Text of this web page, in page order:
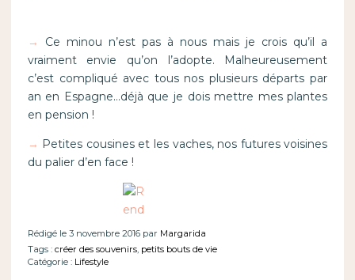
→
Ce minou n’est pas à nous mais je crois qu’il a
vraiment envie qu’on l’adopte. Malheureusement
c’est compliqué avec tous nos plusieurs départs par
an en Espagne…déjà que je dois mettre mes plantes
en pension !
→ Petites cousines et les vaches, nos futures voisines
du palier d’en face !
Rédigé le 3 novembre 2016 par Margarida
Tags : créer des souvenirs, petits bouts de vie
Catégorie : Lifestyle